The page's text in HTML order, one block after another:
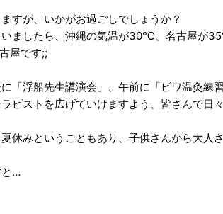
すが、いかがお過ごしでしょうか？
いましたら、沖縄の気温が30℃、名古屋が
屋です;;
「浮船先生講演会」、午前に「ビワ温灸練
ピストを広げていけますよう、皆さんで日
休みということもあり、子供さんから大人
と…